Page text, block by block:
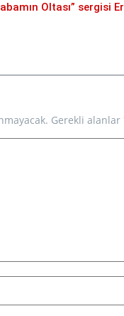
Oltası” sergisi
Gerekli alanlar